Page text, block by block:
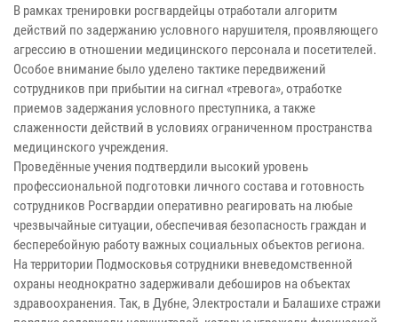
В рамках тренировки росгвардейцы отработали алгоритм
действий по задержанию условного нарушителя, проявляющего
агрессию в отношении медицинского персонала и посетителей.
Особое внимание было уделено тактике передвижений
сотрудников при прибытии на сигнал «тревога», отработке
приемов задержания условного преступника, а также
слаженности действий в условиях ограниченном пространства
медицинского учреждения.
Проведённые учения подтвердили высокий уровень
профессиональной подготовки личного состава и готовность
сотрудников Росгвардии оперативно реагировать на любые
чрезвычайные ситуации, обеспечивая безопасность граждан и
бесперебойную работу важных социальных объектов региона.
На территории Подмосковья сотрудники вневедомственной
охраны неоднократно задерживали дебоширов на объектах
здравоохранения. Так, в Дубне, Электростали и Балашихе стражи